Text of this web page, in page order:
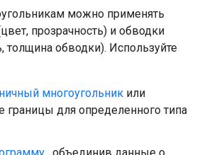
можно применять
прозрачность) и обводки
толщина обводки). Используйте
многоугольник или
границы для определенного типа